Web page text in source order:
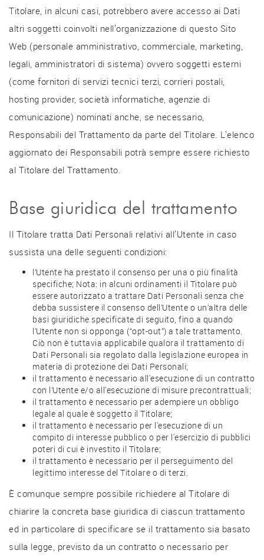
Titolare, in alcuni casi, potrebbero avere accesso ai Dati
altri soggetti coinvolti nell’organizzazione di questo Sito
Web (personale amministrativo, commerciale, marketing,
legali, amministratori di sistema) ovvero soggetti esterni
(come fornitori di servizi tecnici terzi, corrieri postali,
hosting provider, società informatiche, agenzie di
comunicazione) nominati anche, se necessario,
Responsabili del Trattamento da parte del Titolare. L’elenco
aggiornato dei Responsabili potrà sempre essere richiesto
al Titolare del Trattamento.
Base giuridica del trattamento
Il Titolare tratta Dati Personali relativi all’Utente in caso
sussista una delle seguenti condizioni:
l’Utente ha prestato il consenso per una o più finalità
specifiche; Nota: in alcuni ordinamenti il Titolare può
essere autorizzato a trattare Dati Personali senza che
debba sussistere il consenso dell’Utente o un’altra delle
basi giuridiche specificate di seguito, fino a quando
l’Utente non si opponga (“opt-out”) a tale trattamento.
Ciò non è tuttavia applicabile qualora il trattamento di
Dati Personali sia regolato dalla legislazione europea in
materia di protezione dei Dati Personali;
il trattamento è necessario all'esecuzione di un contratto
con l’Utente e/o all'esecuzione di misure precontrattuali;
il trattamento è necessario per adempiere un obbligo
legale al quale è soggetto il Titolare;
il trattamento è necessario per l'esecuzione di un
compito di interesse pubblico o per l'esercizio di pubblici
poteri di cui è investito il Titolare;
il trattamento è necessario per il perseguimento del
legittimo interesse del Titolare o di terzi.
È comunque sempre possibile richiedere al Titolare di
chiarire la concreta base giuridica di ciascun trattamento
ed in particolare di specificare se il trattamento sia basato
sulla legge, previsto da un contratto o necessario per